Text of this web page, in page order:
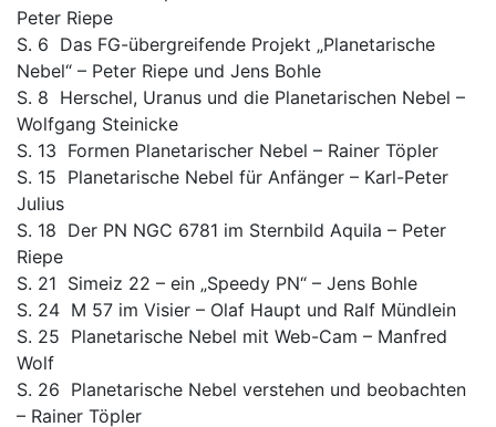
Peter Riepe
S. 6 Das FG-übergreifende Projekt „Planetarische
Nebel“ – Peter Riepe und Jens Bohle
S. 8 Herschel, Uranus und die Planetarischen Nebel –
Wolfgang Steinicke
S. 13 Formen Planetarischer Nebel – Rainer Töpler
S. 15 Planetarische Nebel für Anfänger – Karl-Peter
Julius
S. 18 Der PN NGC 6781 im Sternbild Aquila – Peter
Riepe
S. 21 Simeiz 22 – ein „Speedy PN“ – Jens Bohle
S. 24 M 57 im Visier – Olaf Haupt und Ralf Mündlein
S. 25 Planetarische Nebel mit Web-Cam – Manfred
Wolf
S. 26 Planetarische Nebel verstehen und beobachten
– Rainer Töpler